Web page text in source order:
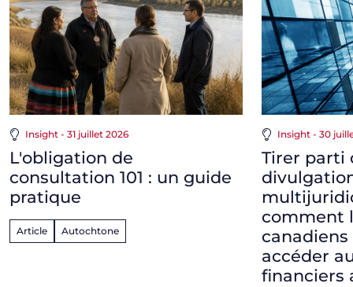
Insight - 31 juillet 2026
L'obligation de
consultation 101 : un guide
pratique
Article Autochtone
Insight - 30
Tirer parti
comment
accéder
financiers